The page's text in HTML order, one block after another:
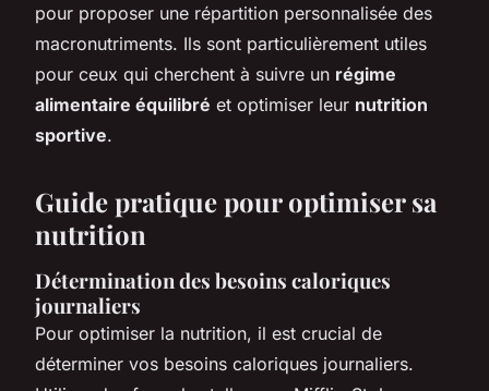
pour proposer une répartition personnalisée des
macronutriments. Ils sont particulièrement utiles
pour ceux qui cherchent à suivre un régime
alimentaire équilibré et optimiser leur nutrition
sportive.
Guide pratique pour optimiser sa
nutrition
Détermination des besoins caloriques
journaliers
Pour optimiser la nutrition, il est crucial de
déterminer vos besoins caloriques journaliers.